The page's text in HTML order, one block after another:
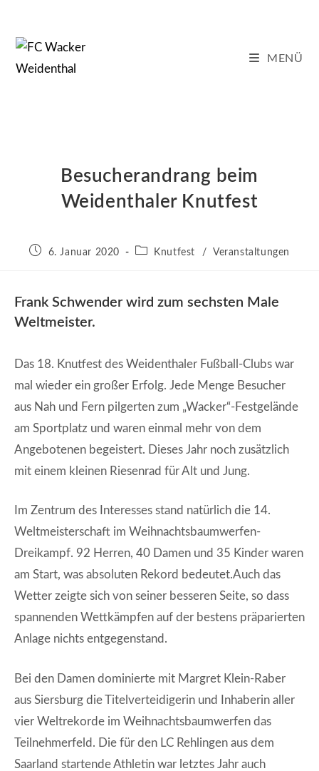
springen
MENÜ
Besucherandrang beim
Weidenthaler Knutfest
Beitrag6. Januar 2020
Beitrags-
Knutfest / Veranstaltungen
Frank Schwender wird zum sechsten Male
Weltmeister.
Das 18. Knutfest des Weidenthaler Fußball-Clubs war
mal wieder ein großer Erfolg. Jede Menge Besucher
aus Nah und Fern pilgerten zum „Wacker“-Festgelände
am Sportplatz und waren einmal mehr von dem
Angebotenen begeistert. Dieses Jahr noch zusätzlich
mit einem kleinen Riesenrad für Alt und Jung.
Im Zentrum des Interesses stand natürlich die 14.
Weltmeisterschaft im Weihnachtsbaumwerfen-
Dreikampf. 92 Herren, 40 Damen und 35 Kinder waren
am Start, was absoluten Rekord bedeutet.Auch das
Wetter zeigte sich von seiner besseren Seite, so dass
spannenden Wettkämpfen auf der bestens präparierten
Anlage nichts entgegenstand.
Bei den Damen dominierte mit Margret Klein-Raber
aus Siersburg die Titelverteidigerin und Inhaberin aller
vier Weltrekorde im Weihnachtsbaumwerfen das
Teilnehmerfeld. Die für den LC Rehlingen aus dem
Saarland startende Athletin war letztes Jahr auch